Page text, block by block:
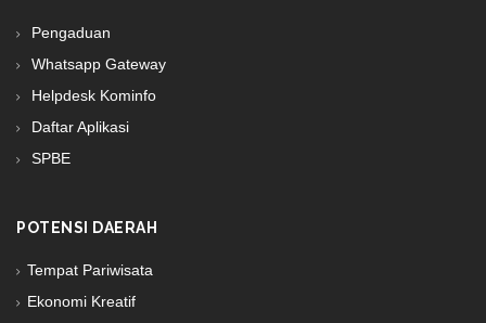
Pengaduan
Whatsapp Gateway
Helpdesk Kominfo
Daftar Aplikasi
SPBE
POTENSI DAERAH
Tempat Pariwisata
Ekonomi Kreatif